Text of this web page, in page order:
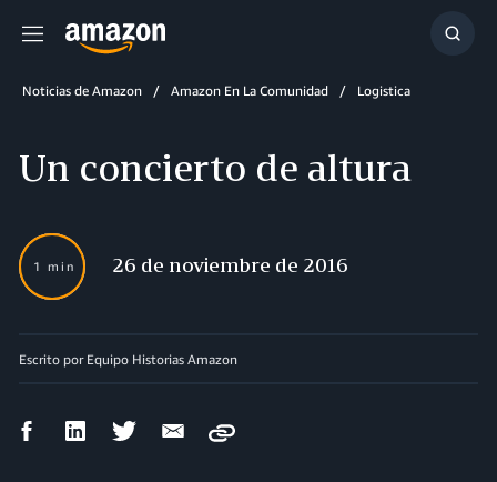
Menú
Noticias de Amazon Amazon En La Comunidad Logistica
Un concierto de altura
1 min 26 de noviembre de 2016
Escrito por Equipo Historias Amazon
CompartirCompartirCompartirCompartir
Copy